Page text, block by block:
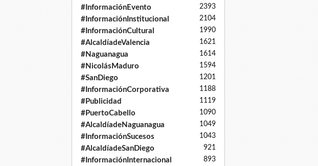
#InformaciónEvento 2393
#InformaciónInstitucional 2104
#InformaciónCultural 1990
#AlcaldíadeValencia 1621
#Naguanagua 1614
#NicolásMaduro 1594
#SanDiego 1201
#InformaciónCorporativa 1188
#Publicidad 1119
#PuertoCabello 1090
#AlcaldíadeNaguanagua 1049
#InformaciónSucesos 1043
#AlcaldíadeSanDiego 921
#InformaciónInternacional 893